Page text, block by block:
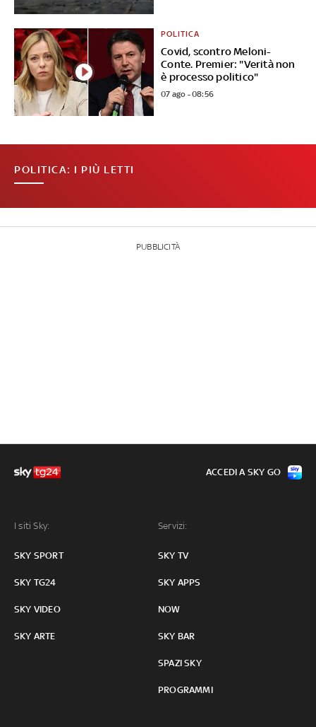
Covid, scontro Meloni-
Conte. Premier: "Verità non
è processo politico"
POLITICA
07 ago - 08:56
POLITICA: I PIÙ LETTI
PUBBLICITÀ
I siti Sky:
SKY SPORT
SKY TG24
SKY VIDEO
SKY ARTE
Servizi:
SKY TV
SKY APPS
NOW
SKY BAR
SPAZI SKY
PROGRAMMI
ACCEDI A SKY GO